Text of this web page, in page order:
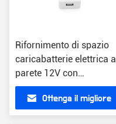
Rifornimento di spazio
caricabatterie elettrica a
parete 12V con
compatibilità universale
100-240VOttenga il migliore